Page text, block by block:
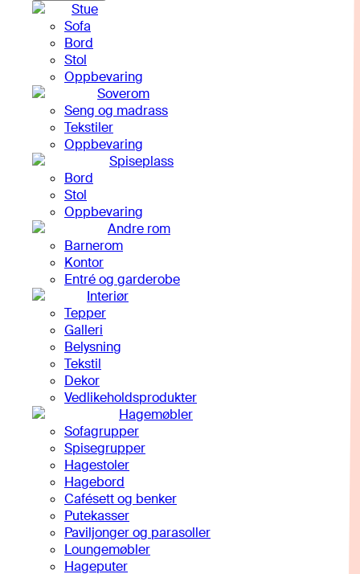
Stue
Sofa
Bord
Stol
Oppbevaring
Soverom
Seng og madrass
Tekstiler
Oppbevaring
Spiseplass
Bord
Stol
Oppbevaring
Andre rom
Barnerom
Kontor
Entré og garderobe
Interiør
Tepper
Galleri
Belysning
Tekstil
Dekor
Vedlikeholdsprodukter
Hagemøbler
Sofagrupper
Spisegrupper
Hagestoler
Hagebord
Cafésett og benker
Putekasser
Paviljonger og parasoller
Loungemøbler
Hageputer